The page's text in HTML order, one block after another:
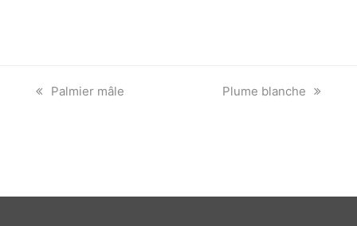
previous
Palmier mâle
next
Plume blanche